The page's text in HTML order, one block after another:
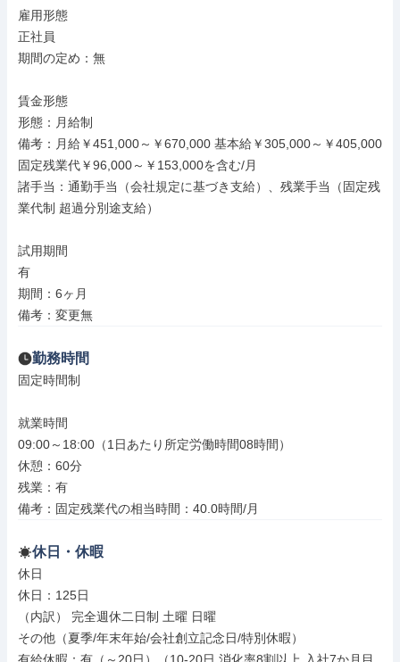
雇用形態
正社員
期間の定め：無
賃金形態
形態：月給制
備考：月給￥451,000～￥670,000 基本給￥305,000～￥405,000
固定残業代￥96,000～￥153,000を含む/月
諸手当：通勤手当（会社規定に基づき支給）、残業手当（固定残
業代制 超過分別途支給）
試用期間
有
期間：6ヶ月
備考：変更無
勤務時間
固定時間制
就業時間
09:00～18:00（1日あたり所定労働時間08時間）
休憩：60分
残業：有
備考：固定残業代の相当時間：40.0時間/月
休日・休暇
休日
休日：125日
（内訳） 完全週休二日制 土曜 日曜
その他（夏季/年末年始/会社創立記念日/特別休暇）